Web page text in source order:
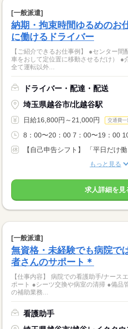
[一般派遣]
納期・拘束時間ゆるめのお
に働けるドライバー
【ご紹介できるお仕事例】 ●センター
車をおして定位置に移動させるだけ） ●
全て運転以外...
ドライバー・配達・配送
埼玉県越谷市/北越谷駅
日給16,800円～21,000円 交通費一
8：00〜20：00 7：00〜19：00
【自己申告シフト】 「平日だけ働
もっと見る
求人詳細を見
[一般派遣]
無資格・未経験でも病院で
者さんのサポート＊
【仕事内容】 病院での看護助手/ナースエイド業務 ●入
ポート ●シーツ交換や病室の清掃 ●備品
の補助業務...
看護助手